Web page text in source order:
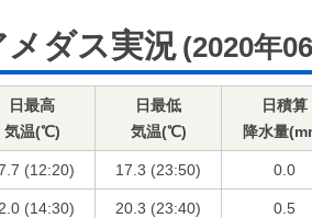
ダス実況 (2020年
日最高
気温(℃)
日最低
気温(℃)
日積算
降水量
(12:20) 17.3 (23:50) 0.0
(14:30) 20.3 (23:40) 0.5